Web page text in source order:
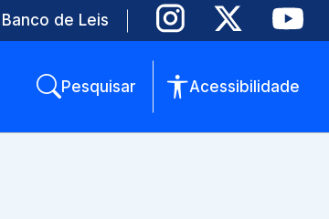
Banco de Leis
Pesquisar Acessibilidade